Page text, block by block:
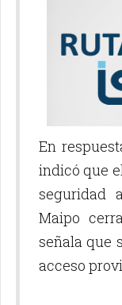
En
indicó que
seguridad
Maipo
señala que
acceso